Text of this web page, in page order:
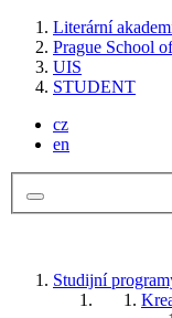
Literární
Prague School
UIS
STUDENT
cz
en
Studijní